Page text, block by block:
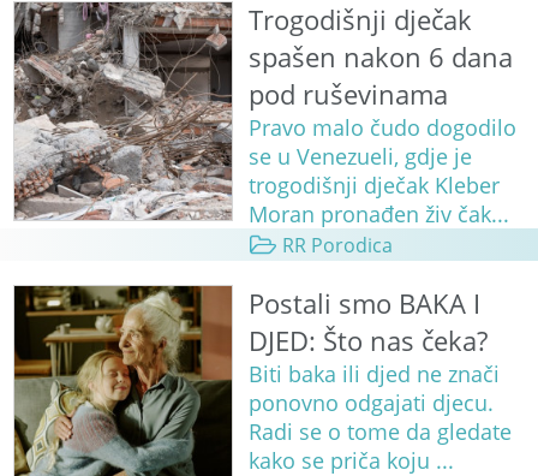
Trogodišnji dječak
spašen nakon 6 dana
pod ruševinama
Pravo malo čudo dogodilo
se u Venezueli, gdje je
trogodišnji dječak Kleber
Moran pronađen živ čak...
RR Porodica
Postali smo BAKA I
DJED: Što nas čeka?
Biti baka ili djed ne znači
ponovno odgajati djecu.
Radi se o tome da gledate
kako se priča koju ...